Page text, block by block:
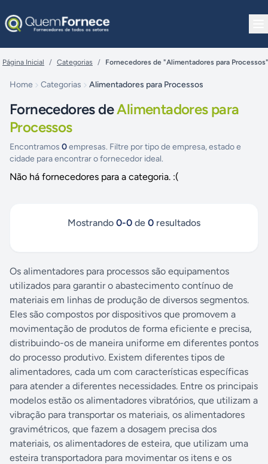
Página Inicial / Categorias / Fornecedores de "Alimentadores para Processos"
Home Categorias Alimentadores para Processos
Fornecedores deAlimentadores para
Processos
Encontramos 0empresas. Filtre por tipo de empresa, estado e
cidade para encontrar o fornecedor ideal.
Não há fornecedores para a categoria. :(
Mostrando 0-0 de 0 resultados
Os alimentadores para processos são equipamentos
utilizados para garantir o abastecimento contínuo de
materiais em linhas de produção de diversos segmentos.
Eles são compostos por dispositivos que promovem a
movimentação de produtos de forma eficiente e precisa,
distribuindo-os de maneira uniforme em diferentes pontos
do processo produtivo. Existem diferentes tipos de
alimentadores, cada um com características específicas
para atender a diferentes necessidades. Entre os principais
modelos estão os alimentadores vibratórios, que utilizam a
vibração para transportar os materiais, os alimentadores
gravimétricos, que fazem a dosagem precisa dos
materiais, os alimentadores de esteira, que utilizam uma
esteira transportadora para movimentar os itens e os